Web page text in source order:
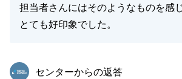
担当者さんにはそのようなものを感
とても好印象でした。
東急リバブル
センターからの返答